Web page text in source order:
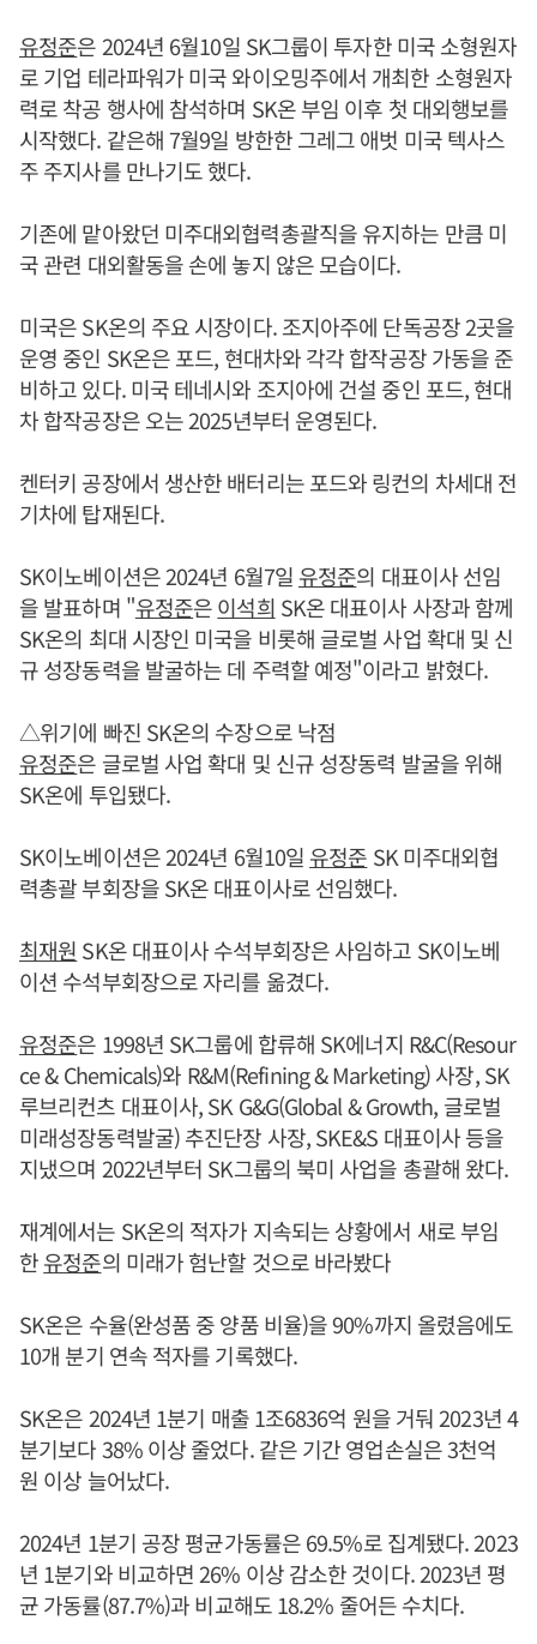
유정준은 2024년 6월10일 SK그룹이 투자한 미국 소형원자
로 기업 테라파워가 미국 와이오밍주에서 개최한 소형원자
력로 착공 행사에 참석하며 SK온 부임 이후 첫 대외행보를
시작했다. 같은해 7월9일 방한한 그레그 애벗 미국 텍사스
주 주지사를 만나기도 했다.
기존에 맡아왔던 미주대외협력총괄직을 유지하는 만큼 미
국 관련 대외활동을 손에 놓지 않은 모습이다.
미국은 SK온의 주요 시장이다. 조지아주에 단독공장 2곳을
운영 중인 SK온은 포드, 현대차와 각각 합작공장 가동을 준
비하고 있다. 미국 테네시와 조지아에 건설 중인 포드, 현대
차 합작공장은 오는 2025년부터 운영된다.
켄터키 공장에서 생산한 배터리는 포드와 링컨의 차세대 전
기차에 탑재된다.
SK이노베이션은 2024년 6월7일 유정준의 대표이사 선임
을 발표하며 "유정준은이석희 SK온 대표이사 사장과 함께
SK온의 최대 시장인 미국을 비롯해 글로벌 사업 확대 및 신
규 성장동력을 발굴하는 데 주력할 예정"이라고 밝혔다.
△위기에 빠진 SK온의 수장으로 낙점
유정준은 글로벌 사업 확대 및 신규 성장동력 발굴을 위해
SK온에 투입됐다.
SK이노베이션은 2024년 6월10일 유정준 SK 미주대외협
력총괄 부회장을 SK온 대표이사로 선임했다.
최재원 SK온 대표이사 수석부회장은 사임하고 SK이노베
이션 수석부회장으로 자리를 옮겼다.
유정준은 1998년 SK그룹에 합류해 SK에너지 R&C(Resour
ce & Chemicals)와 R&M(Refining & Marketing) 사장, SK
루브리컨츠 대표이사, SK G&G(Global & Growth, 글로벌
미래성장동력발굴) 추진단장 사장, SKE&S 대표이사 등을
지냈으며 2022년부터 SK그룹의 북미 사업을 총괄해 왔다.
재계에서는 SK온의 적자가 지속되는 상황에서 새로 부임
한유정준의 미래가 험난할 것으로 바라봤다
SK온은 수율(완성품 중 양품 비율)을 90%까지 올렸음에도
10개 분기 연속 적자를 기록했다.
SK온은 2024년 1분기 매출 1조6836억 원을 거둬 2023년 4
분기보다 38% 이상 줄었다. 같은 기간 영업손실은 3천억
원 이상 늘어났다.
2024년 1분기 공장 평균가동률은 69.5%로 집계됐다. 2023
년 1분기와 비교하면 26% 이상 감소한 것이다. 2023년 평
균 가동률(87.7%)과 비교해도 18.2% 줄어든 수치다.